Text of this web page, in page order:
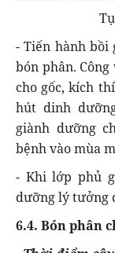
- Tiến hành bồi
bón phân.
cho gốc, kích
hút dinh
giành dưỡng
bệnh vào mùa
- Khi lớp phủ
dưỡng lý tưởng
6.4. Bón phân